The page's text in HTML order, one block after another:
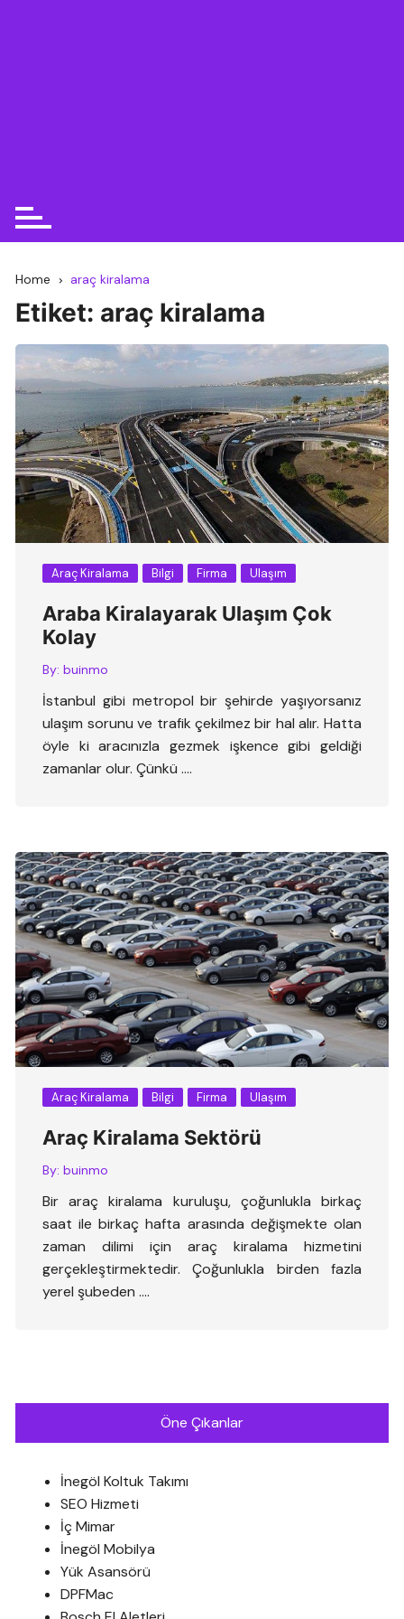
Home araç kiralama
Etiket: araç kiralama
Araç Kiralama Bilgi Firma Ulaşım
Araba Kiralayarak Ulaşım Çok
Kolay
By: buinmo
İstanbul gibi metropol bir şehirde yaşıyorsanız
ulaşım sorunu ve trafik çekilmez bir hal alır. Hatta
öyle ki aracınızla gezmek işkence gibi geldiği
zamanlar olur. Çünkü ….
Araç Kiralama Bilgi Firma Ulaşım
Araç Kiralama Sektörü
By: buinmo
Bir araç kiralama kuruluşu, çoğunlukla birkaç
saat ile birkaç hafta arasında değişmekte olan
zaman dilimi için araç kiralama hizmetini
gerçekleştirmektedir. Çoğunlukla birden fazla
yerel şubeden ….
Öne Çıkanlar
İnegöl Koltuk Takımı
SEO Hizmeti
İç Mimar
İnegöl Mobilya
Yük Asansörü
DPFMac